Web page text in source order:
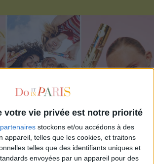
votre vie privée est notre priorité
partenaires stockons et/ou accédons à des
appareil, telles que les cookies, et traitons
telles que des identifiants uniques et
envoyées par un appareil pour des
LA PARFUMERIE MADE IN FRANCE À PETIT PRIX